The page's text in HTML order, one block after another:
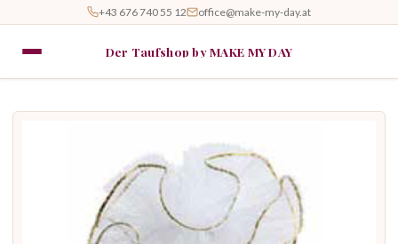
+43 676 740 55 12 office@make-my-day.at
Der Taufshop by MAKE MY DAY